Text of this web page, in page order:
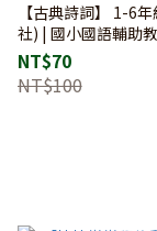
【古典詩詞】 1-6
社) | 國小國語輔助
NT$70
NT$100